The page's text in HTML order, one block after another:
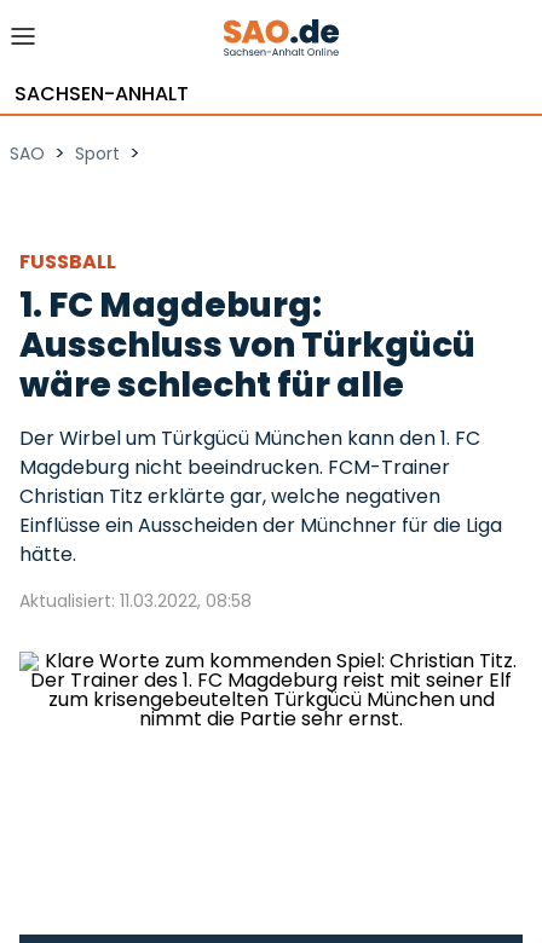
SACHSEN-ANHALT
SAO > Sport >
FUSSBALL
1. FC Magdeburg:
Ausschluss von Türkgücü
wäre schlecht für alle
Der Wirbel um Türkgücü München kann den 1. FC
Magdeburg nicht beeindrucken. FCM-Trainer
Christian Titz erklärte gar, welche negativen
Einflüsse ein Ausscheiden der Münchner für die Liga
hätte.
Aktualisiert: 11.03.2022, 08:58